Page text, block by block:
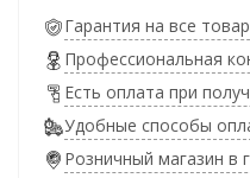
Гарантия на все
Профессиональная
Есть оплата при
Удобные способы
Розничный магазин в